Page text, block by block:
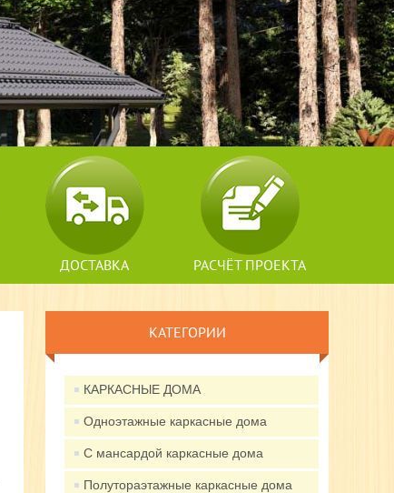
ДОСТАВКА РАСЧЁТ ПРОЕКТА
КАТЕГОРИИ
КАРКАСНЫЕ ДОМА
Одноэтажные каркасные дома
С мансардой каркасные дома
Полутораэтажные каркасные дома